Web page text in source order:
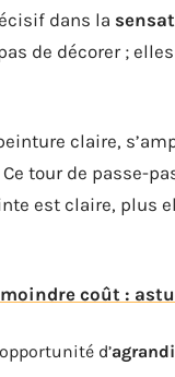
dans la
de décorer ;
claire,
tour de passe-
est claire, plus
coût :
d’